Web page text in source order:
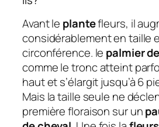
Avant le plantefleurs, il
considérablement en taille
circonférence. le palmier
comme le tronc atteint
haut et s’élargit jusqu’à 6
Mais la taille seule ne
première floraison sur un